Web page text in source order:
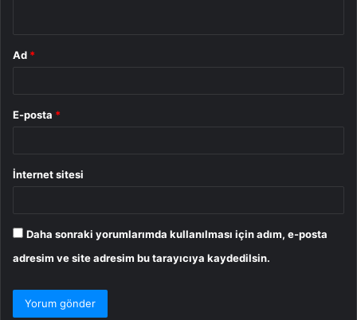
Ad *
E-posta *
İnternet sitesi
Daha sonraki yorumlarımda kullanılması için adım, e-posta
adresim ve site adresim bu tarayıcıya kaydedilsin.